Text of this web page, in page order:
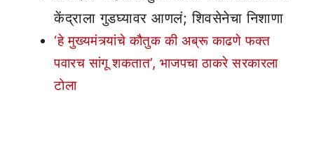
केंद्राला गुडघ्यावर आणलं; शिवसेनेचा निशाणा
‘हे मुख्यमंत्र्यांचे कौतुक की अब्रू काढणे फक्त
पवारच सांगू शकतात’, भाजपचा ठाकरे सरकारला
टोला